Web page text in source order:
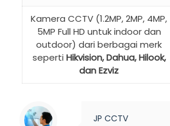
Kamera CCTV (1.2MP, 2MP, 4MP,
5MP Full HD untuk indoor dan
outdoor) dari berbagai merk
seperti Hikvision, Dahua, Hilook,
dan Ezviz
JP CCTV